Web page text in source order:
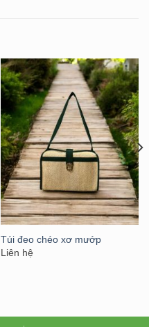
Túi đeo chéo xơ mướp
Liên hệ